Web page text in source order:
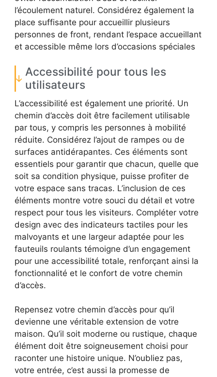
l’écoulement naturel. Considérez également la
place suffisante pour accueillir plusieurs
personnes de front, rendant l’espace accueillant
et accessible même lors d’occasions spéciales
Accessibilité pour tous les
utilisateurs
L’accessibilité est également une priorité. Un
chemin d’accès doit être facilement utilisable
par tous, y compris les personnes à mobilité
réduite. Considérez l’ajout de rampes ou de
surfaces antidérapantes. Ces éléments sont
essentiels pour garantir que chacun, quelle que
soit sa condition physique, puisse profiter de
votre espace sans tracas. L’inclusion de ces
éléments montre votre souci du détail et votre
respect pour tous les visiteurs. Compléter votre
design avec des indicateurs tactiles pour les
malvoyants et une largeur adaptée pour les
fauteuils roulants témoigne d’un engagement
pour une accessibilité totale, renforçant ainsi la
fonctionnalité et le confort de votre chemin
d’accès.
Repensez votre chemin d’accès pour qu’il
devienne une véritable extension de votre
maison. Qu’il soit moderne ou rustique, chaque
élément doit être soigneusement choisi pour
raconter une histoire unique. N’oubliez pas,
votre entrée, c’est aussi la promesse de